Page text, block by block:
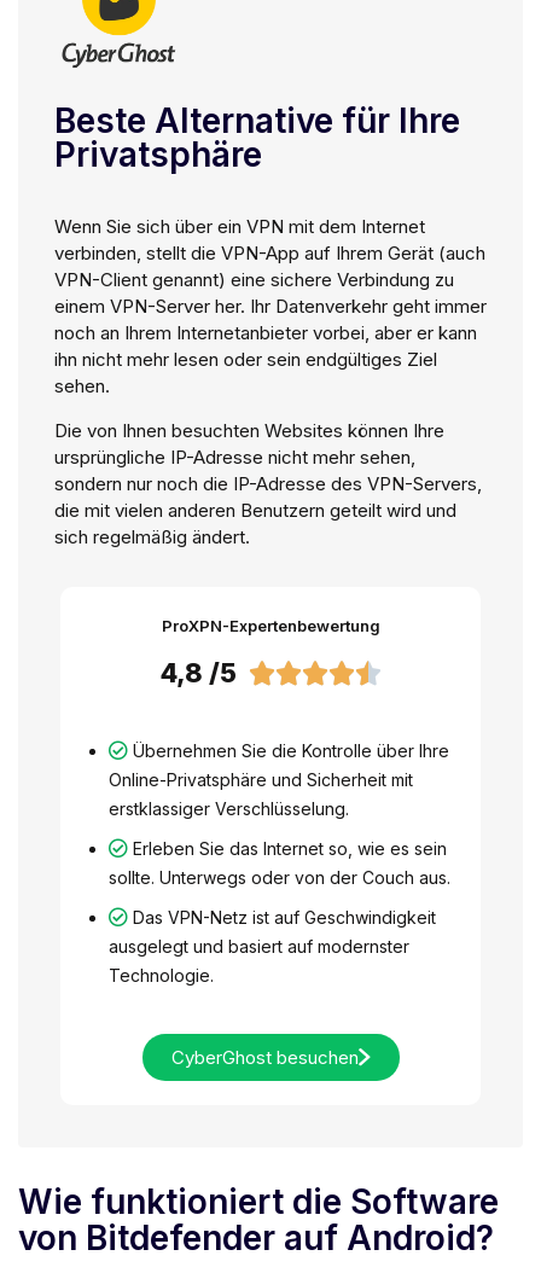
Beste Alternative für Ihre
Privatsphäre
Wenn Sie sich über ein VPN mit dem Internet
verbinden, stellt die VPN-App auf Ihrem Gerät (auch
VPN-Client genannt) eine sichere Verbindung zu
einem VPN-Server her. Ihr Datenverkehr geht immer
noch an Ihrem Internetanbieter vorbei, aber er kann
ihn nicht mehr lesen oder sein endgültiges Ziel
sehen.
Die von Ihnen besuchten Websites können Ihre
ursprüngliche IP-Adresse nicht mehr sehen,
sondern nur noch die IP-Adresse des VPN-Servers,
die mit vielen anderen Benutzern geteilt wird und
sich regelmäßig ändert.
ProXPN-Expertenbewertung
4,8 /5 
Übernehmen Sie die Kontrolle über Ihre
Online-Privatsphäre und Sicherheit mit
erstklassiger Verschlüsselung.
Erleben Sie das Internet so, wie es sein
sollte. Unterwegs oder von der Couch aus.
Das VPN-Netz ist auf Geschwindigkeit
ausgelegt und basiert auf modernster
Technologie.
CyberGhost besuchen
Wie funktioniert die Software
von Bitdefender auf Android?